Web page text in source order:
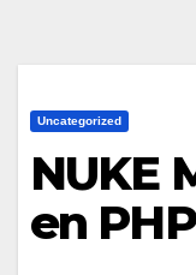
Uncategorized
NUKE
en PHP